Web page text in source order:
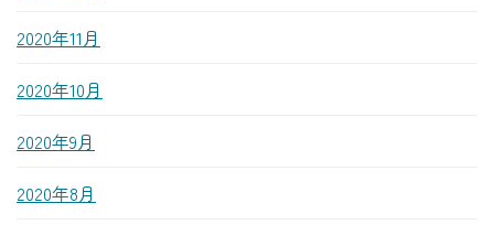
2020年11月
2020年10月
2020年9月
2020年8月